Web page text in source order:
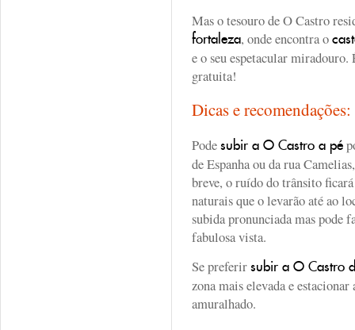
Mas o tesouro de O Castro
fortaleza, onde encontra o
e o seu espetacular
gratuita!
Dicas e
Podesubir a O Castro a pé
de Espanha ou da rua
breve, o ruído do trânsito
naturais que o levarão até ao
subida pronunciada mas pode
fabulosa vista.
Se preferirsubir a O Castro
zona mais elevada e
amuralhado.